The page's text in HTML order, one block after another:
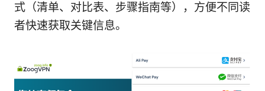
式（清单、对比表、步骤指南等），方便不同读
者快速获取关键信息。